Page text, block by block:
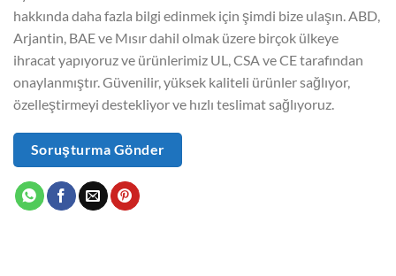
hakkında daha fazla bilgi edinmek için şimdi bize ulaşın. ABD,
Arjantin, BAE ve Mısır dahil olmak üzere birçok ülkeye
ihracat yapıyoruz ve ürünlerimiz UL, CSA ve CE tarafından
onaylanmıştır. Güvenilir, yüksek kaliteli ürünler sağlıyor,
özelleştirmeyi destekliyor ve hızlı teslimat sağlıyoruz.
Soruşturma Gönder